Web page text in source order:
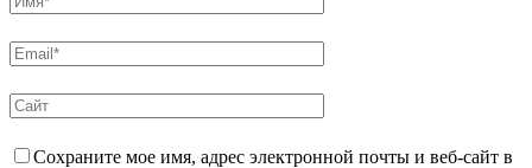
Сохраните мое имя, адрес электронной почты и веб-сайт в